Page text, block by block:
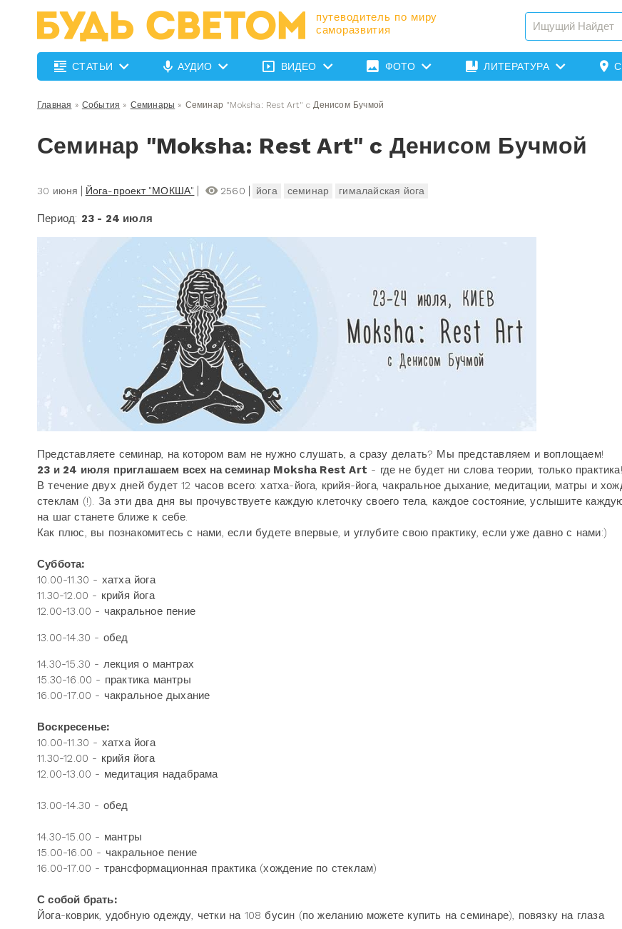
путеводитель по миру
саморазвития
СТАТЬИ АУДИО ВИДЕО ФОТО ЛИТЕРАТУРА
Главная » События » Семинары » Семинар "Moksha: Rest Art" c Денисом Бучмой
Семинар "Moksha: Rest Art" c Денисом Бучмой
30 июня Йога-проект "МОКША" 2560 йога семинар гималайская йога
Период: 23 - 24 июля
Представляете семинар, на котором вам не нужно слушать, а сразу делать? Мы представляем и воплощаем!
23 и 24 июля приглашаем всех на семинар Moksha Rest Art - где не будет ни слова теории, только практика!
В течение двух дней будет 12 часов всего: хатха-йога, крийя-йога, чакральное дыхание, медитации, матры и
стеклам (!). За эти два дня вы прочувствуете каждую клеточку своего тела, каждое состояние, услышите
на шаг станете ближе к себе.
Как плюс, вы познакомитесь с нами, если будете впервые, и углубите свою практику, если уже давно с нами:)
Суббота:
10.00-11.30 - хатха йога
11.30-12.00 - крийя йога
12.00-13.00 - чакральное пение
13.00-14.30 - обед
14.30-15.30 - лекция о мантрах
15.30-16.00 - практика мантры
16.00-17.00 - чакральное дыхание
Воскресенье:
10.00-11.30 - хатха йога
11.30-12.00 - крийя йога
12.00-13.00 - медитация надабрама
13.00-14.30 - обед
14.30-15.00 - мантры
15.00-16.00 - чакральное пение
16.00-17.00 - трансформационная практика (хождение по стеклам)
С собой брать:
Йога-коврик, удобную одежду, четки на 108 бусин (по желанию можете купить на семинаре), повязку на глаза